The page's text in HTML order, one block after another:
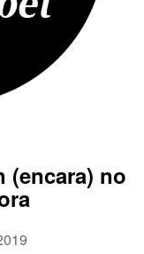
(encara) no